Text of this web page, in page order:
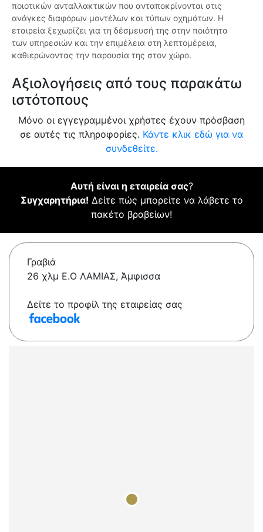
ποιοτικών ανταλλακτικών που ανταποκρίνονται στις
ανάγκες διαφόρων μοντέλων και τύπων οχημάτων. Η
εταιρεία ξεχωρίζει για τη δέσμευσή της στην ποιότητα
των υπηρεσιών και την επιμέλεια στη λεπτομέρεια,
καθιερώνοντας την παρουσία της στον χώρο.
Αξιολογήσεις από τους παρακάτω
ιστότοπους
Μόνο οι εγγεγραμμένοι χρήστες έχουν πρόσβαση
σε αυτές τις πληροφορίες. Κάντε κλικ εδώ για να
συνδεθείτε.
Αυτή είναι η εταιρεία σας?
Συγχαρητήρια! Δείτε πώς μπορείτε να λάβετε το
πακέτο βραβείων!
Γραβιά
26 χλμ Ε.Ο ΛΑΜΙΑΣ, Άμφισσα
Δείτε το προφίλ της εταιρείας σας